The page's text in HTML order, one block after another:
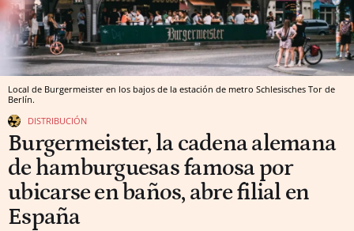
Local de Burgermeister en los bajos de la estación de metro Schlesisches Tor de
Berlín.
DISTRIBUCIÓN
Burgermeister, la cadena alemana
de hamburguesas famosa por
ubicarse en baños, abre filial en
España